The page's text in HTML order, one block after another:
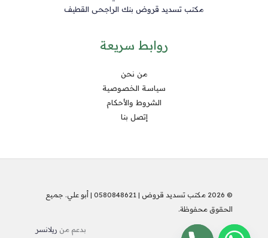
مكتب تسديد قروض بنك الراجحى القطيف
روابط سريعة
من نحن
سياسة الخصوصية
الشروط والأحكام
إتصل بنا
© 2026 مكتب تسديد قروض | 0580848621 | أبو علي. جميع
الحقوق محفوظة.
بدعم من ريلانسر